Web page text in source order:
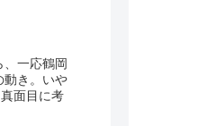
、一応鶴岡
動き。いや
面目に考